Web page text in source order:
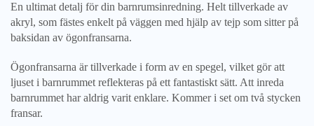
En ultimat detalj för din barnrumsinredning. Helt tillverkade av
akryl, som fästes enkelt på väggen med hjälp av tejp som sitter på
baksidan av ögonfransarna.
Ögonfransarna är tillverkade i form av en spegel, vilket gör att
ljuset i barnrummet reflekteras på ett fantastiskt sätt. Att inreda
barnrummet har aldrig varit enklare. Kommer i set om två stycken
fransar.